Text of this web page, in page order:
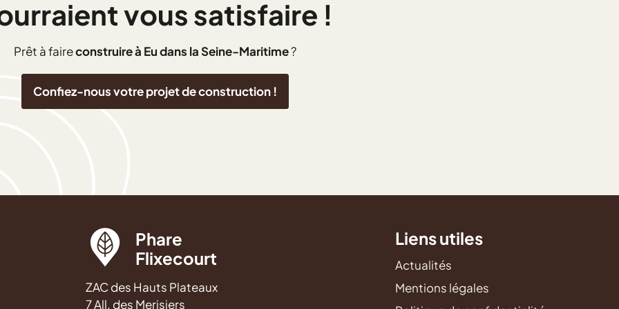
vous satisfaire !
Prêt à faireconstruire à Eu dans la Seine-Maritime?
Confiez-nous votre projet de construction !
Phare
Flixecourt
ZAC des Hauts Plateaux
7 All. des Merisiers
Liens utiles
Actualités
Mentions légales